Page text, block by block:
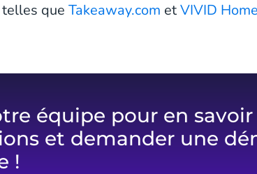
que Takeaway.com etVIVID
équipe pour en
et demander une
!